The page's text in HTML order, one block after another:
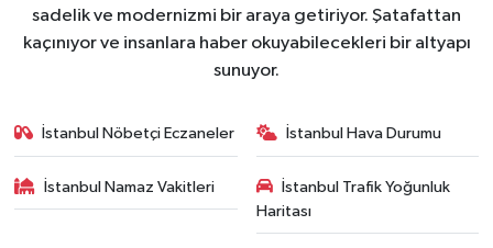
sadelik ve modernizmi bir araya getiriyor. Şatafattan
kaçınıyor ve insanlara haber okuyabilecekleri bir altyapı
sunuyor.
İstanbul Nöbetçi Eczaneler İstanbul Hava Durumu
İstanbul Namaz Vakitleri
İstanbul Trafik Yoğunluk
Haritası